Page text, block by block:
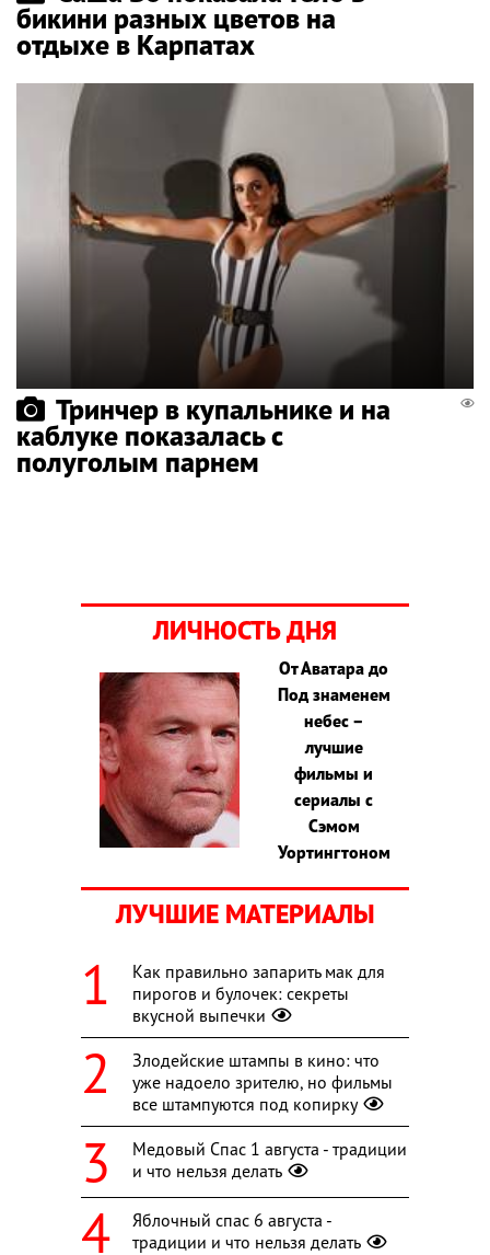
бикини разных цветов на
отдыхе в Карпатах
Тринчер в купальнике и на
каблуке показалась с
полуголым парнем
ЛИЧНОСТЬ ДНЯ
От Аватара до
Под знаменем
небес –
лучшие
фильмы и
сериалы с
Сэмом
Уортингтоном
ЛУЧШИЕ МАТЕРИАЛЫ
Как правильно запарить мак для
пирогов и булочек: секреты
вкусной выпечки
Злодейские штампы в кино: что
уже надоело зрителю, но фильмы
все штампуются под копирку
Медовый Спас 1 августа - традиции
и что нельзя делать
Яблочный спас 6 августа -
традиции и что нельзя делать